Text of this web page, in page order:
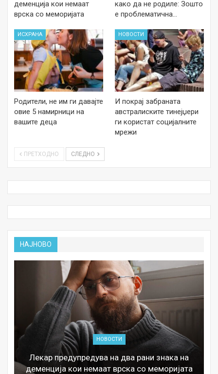
деменција кои немаат
врска со меморијата
како да не родиле: Зошто
е проблематична…
ИСХРАНА
Родители, не им ги давајте
овие 5 намирници на
вашите деца
НОВОСТИ
И покрај забраната
австралиските тинејџери
ги користат социјалните
мрежи
ПРЕТХОДНО СЛЕДНО
НАЈНОВО
НОВОСТИ
Лекар предупредува на два рани знака на
деменција кои немаат врска со меморијата